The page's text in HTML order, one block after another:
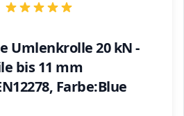
Umlenkrolle 20 kN -
bis 11 mm
Farbe:Blue